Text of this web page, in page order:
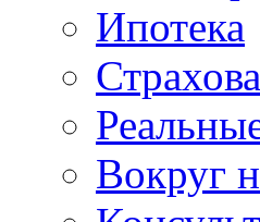
Ипотека
Вокруг